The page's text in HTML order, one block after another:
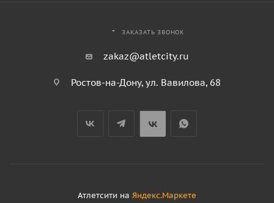
ЗАКАЗАТЬ ЗВОНОК
zakaz@atletcity.ru
Ростов-на-Дону, ул. Вавилова, 68
Атлетсити на Яндекс.Маркете